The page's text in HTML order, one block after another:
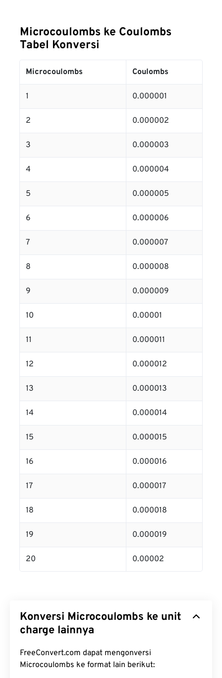
Microcoulombs ke Coulombs
Tabel Konversi
Microcoulombs Coulombs
1 0.000001
2 0.000002
3 0.000003
4 0.000004
5 0.000005
6 0.000006
7 0.000007
8 0.000008
9 0.000009
10 0.00001
11 0.000011
12 0.000012
13 0.000013
14 0.000014
15 0.000015
16 0.000016
17 0.000017
18 0.000018
19 0.000019
20 0.00002
Konversi Microcoulombs ke unit
charge lainnya
FreeConvert.com dapat mengonversi
Microcoulombs ke format lain berikut: